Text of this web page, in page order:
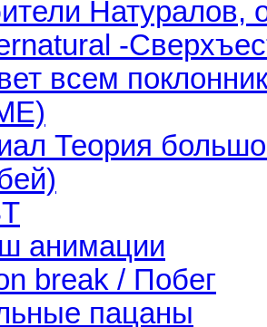
Натуралов,
-
всем
Теория
анимации
break / Побег
пацаны